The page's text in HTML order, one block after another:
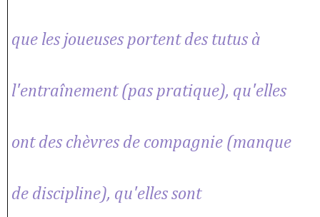
que les joueuses portent des tutus à
l'entraînement (pas pratique), qu'elles
ont des chèvres de compagnie (manque
de discipline), qu'elles sont